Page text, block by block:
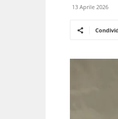
13 Aprile 2026